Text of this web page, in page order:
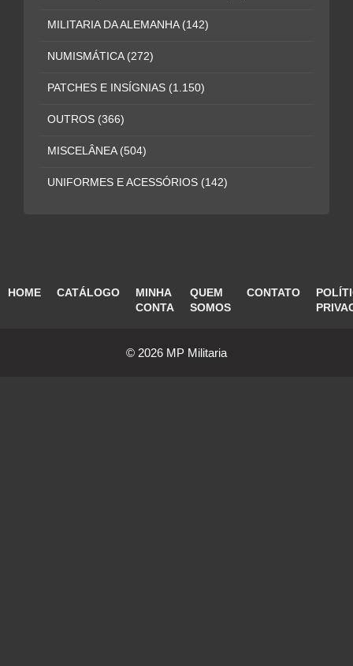
MILITARIA DA ALEMANHA (142)
NUMISMÁTICA (272)
PATCHES E INSÍGNIAS (1.150)
OUTROS (366)
MISCELÂNEA (504)
UNIFORMES E ACESSÓRIOS (142)
HOME CATÁLOGO
MINHA
CONTA
QUEM
SOMOS
CONTATO
© 2026 MP Militaria